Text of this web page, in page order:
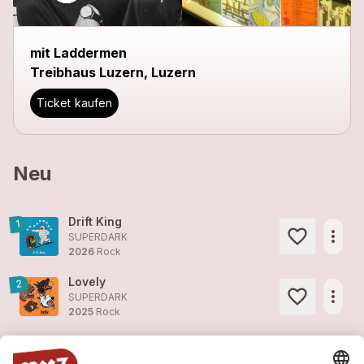
mit Laddermen
Treibhaus Luzern, Luzern
Ticket kaufen
Neu
1 Drift King
SUPERDARK
2026 Rock
more_horiz
2 Lovely
SUPERDARK
2025 Rock
more_horiz
SUPERDARK more_horiz